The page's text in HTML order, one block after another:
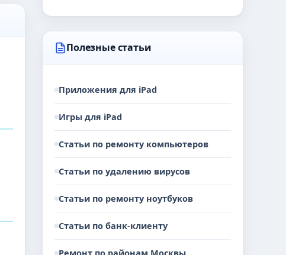
Полезные статьи
Приложения для iPad
Игры для iPad
Статьи по ремонту компьютеров
Статьи по удалению вирусов
Статьи по ремонту ноутбуков
Статьи по банк-клиенту
Ремонт по районам Москвы